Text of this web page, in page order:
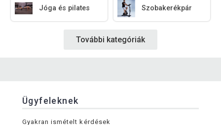
Jóga és pilates Szobakerékpár
További kategóriák
Ügyfeleknek
Gyakran ismételt kérdések